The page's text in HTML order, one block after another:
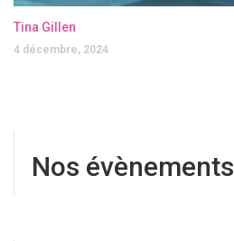
Tina Gillen
4 décembre, 2024
Nos évènements